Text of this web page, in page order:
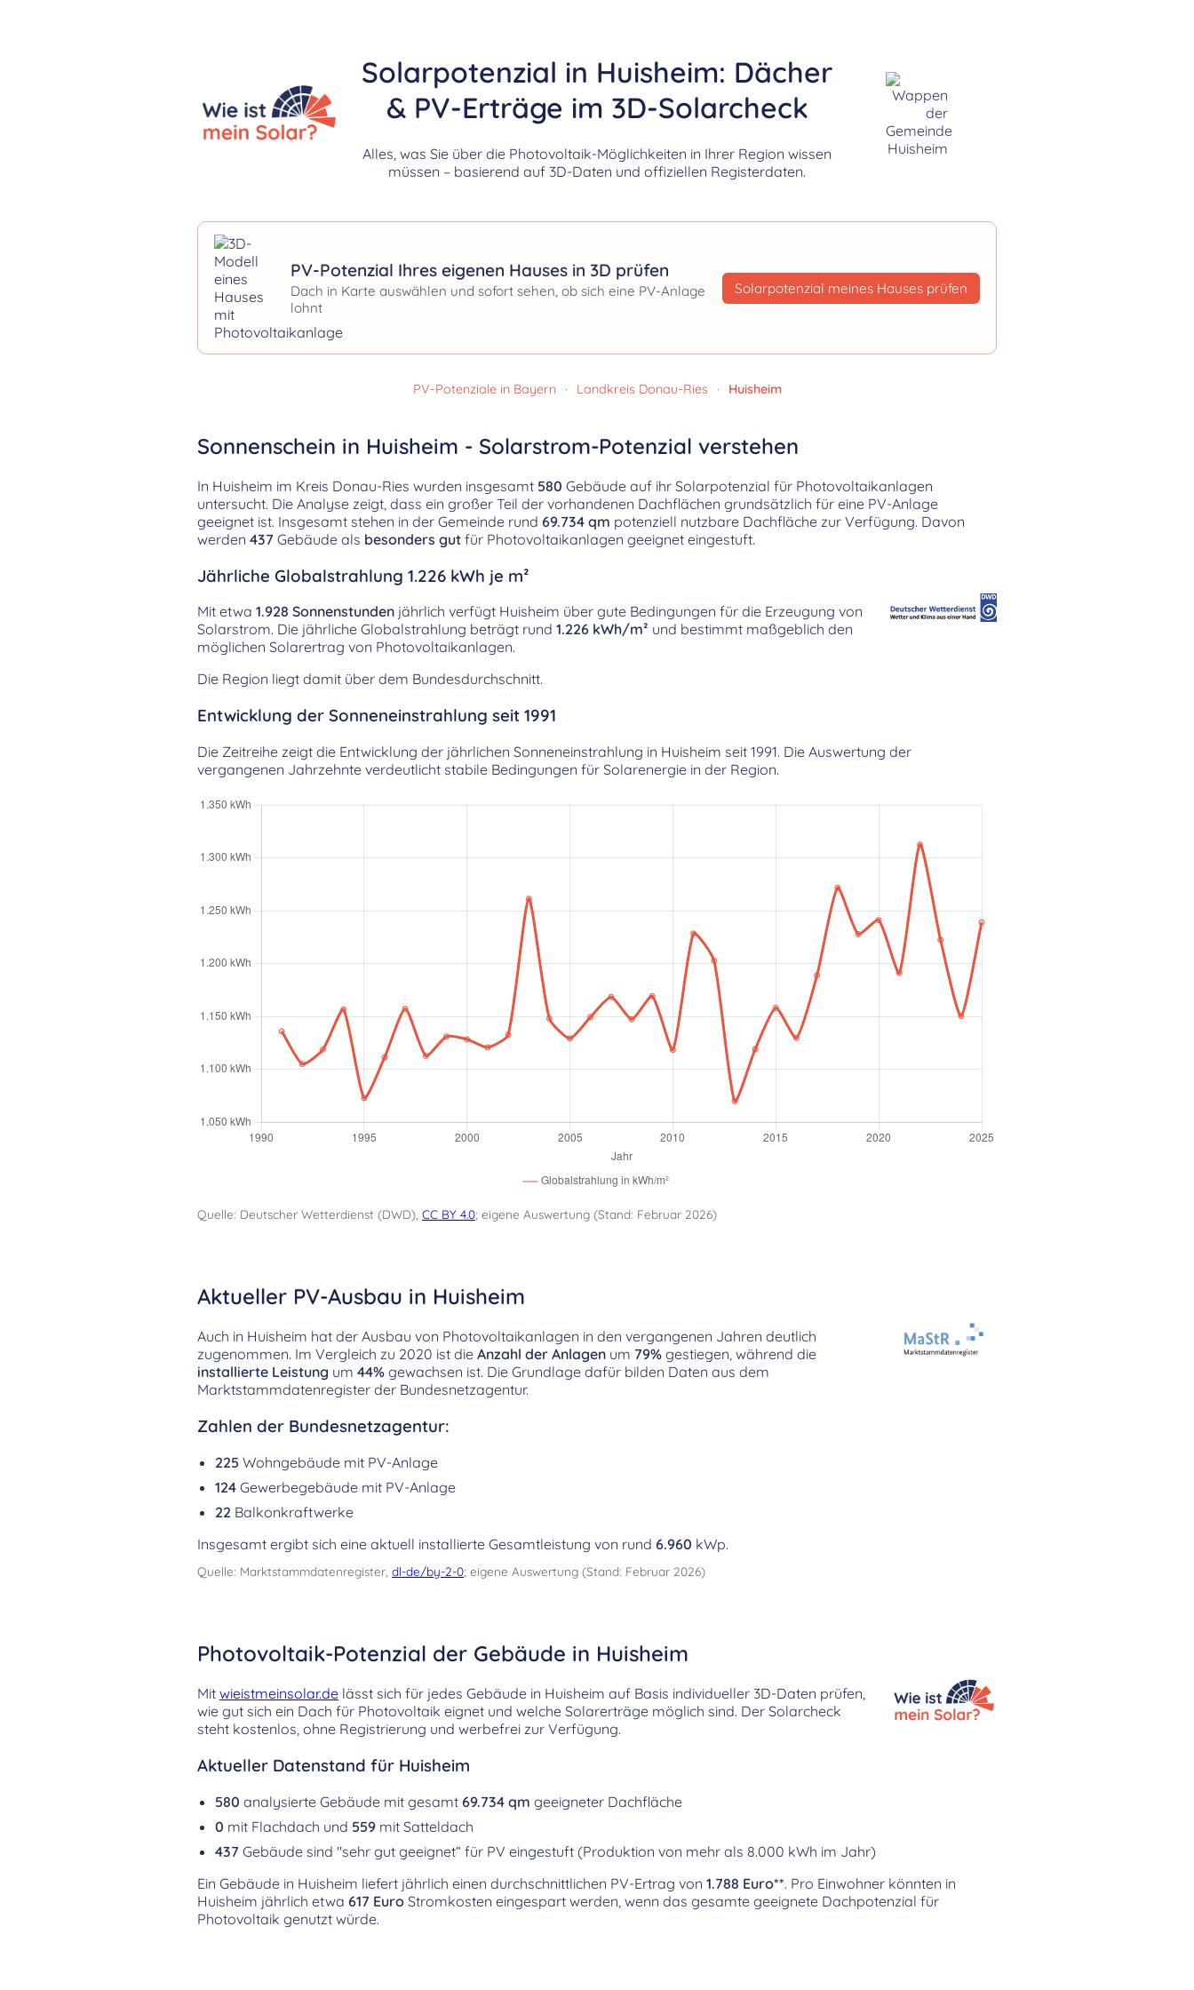
Solarpotenzial in Huisheim: Dächer
& PV-Erträge im 3D-Solarcheck
Alles, was Sie über die Photovoltaik-Möglichkeiten in Ihrer Region wissen
müssen – basierend auf 3D-Daten und offiziellen Registerdaten.
PV-Potenzial Ihres eigenen Hauses in 3D prüfen
Dach in Karte auswählen und sofort sehen, ob sich eine PV-Anlage
lohnt
Solarpotenzial meines Hauses prüfen
PV-Potenziale in Bayern · Landkreis Donau-Ries · Huisheim
Sonnenschein in Huisheim - Solarstrom-Potenzial verstehen
In Huisheim im Kreis Donau-Ries wurden insgesamt 580 Gebäude auf ihr Solarpotenzial für Photovoltaikanlagen
untersucht. Die Analyse zeigt, dass ein großer Teil der vorhandenen Dachflächen grundsätzlich für eine PV-Anlage
geeignet ist. Insgesamt stehen in der Gemeinde rund 69.734 qm potenziell nutzbare Dachfläche zur Verfügung. Davon
werden 437 Gebäude als besonders gut für Photovoltaikanlagen geeignet eingestuft.
Jährliche Globalstrahlung 1.226 kWh je m²
Mit etwa 1.928 Sonnenstunden jährlich verfügt Huisheim über gute Bedingungen für die Erzeugung von
Solarstrom. Die jährliche Globalstrahlung beträgt rund 1.226 kWh/m² und bestimmt maßgeblich den
möglichen Solarertrag von Photovoltaikanlagen.
Die Region liegt damit über dem Bundesdurchschnitt.
Entwicklung der Sonneneinstrahlung seit 1991
Die Zeitreihe zeigt die Entwicklung der jährlichen Sonneneinstrahlung in Huisheim seit 1991. Die Auswertung der
vergangenen Jahrzehnte verdeutlicht stabile Bedingungen für Solarenergie in der Region.
Quelle: Deutscher Wetterdienst (DWD), CC BY 4.0; eigene Auswertung (Stand: Februar 2026)
Aktueller PV-Ausbau in Huisheim
Auch in Huisheim hat der Ausbau von Photovoltaikanlagen in den vergangenen Jahren deutlich
zugenommen. Im Vergleich zu 2020 ist die Anzahl der Anlagen um 79% gestiegen, während die
installierte Leistung um 44% gewachsen ist. Die Grundlage dafür bilden Daten aus dem
Marktstammdatenregister der Bundesnetzagentur.
Zahlen der Bundesnetzagentur:
225 Wohngebäude mit PV-Anlage
124 Gewerbegebäude mit PV-Anlage
22 Balkonkraftwerke
Insgesamt ergibt sich eine aktuell installierte Gesamtleistung von rund 6.960 kWp.
Quelle: Marktstammdatenregister, dl-de/by-2-0; eigene Auswertung (Stand: Februar 2026)
Photovoltaik-Potenzial der Gebäude in Huisheim
Mit wieistmeinsolar.de lässt sich für jedes Gebäude in Huisheim auf Basis individueller 3D-Daten prüfen,
wie gut sich ein Dach für Photovoltaik eignet und welche Solarerträge möglich sind. Der Solarcheck
steht kostenlos, ohne Registrierung und werbefrei zur Verfügung.
Aktueller Datenstand für Huisheim
580 analysierte Gebäude mit gesamt 69.734 qm geeigneter Dachfläche
0 mit Flachdach und 559 mit Satteldach
437 Gebäude sind "sehr gut geeignet“ für PV eingestuft (Produktion von mehr als 8.000 kWh im Jahr)
Ein Gebäude in Huisheim liefert jährlich einen durchschnittlichen PV-Ertrag von 1.788 Euro**. Pro Einwohner könnten in
Huisheim jährlich etwa 617 Euro Stromkosten eingespart werden, wenn das gesamte geeignete Dachpotenzial für
Photovoltaik genutzt würde.